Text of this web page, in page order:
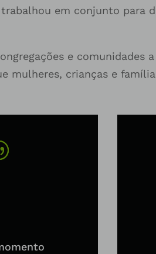
em conjunto para
e comunidades
mulheres, crianças e